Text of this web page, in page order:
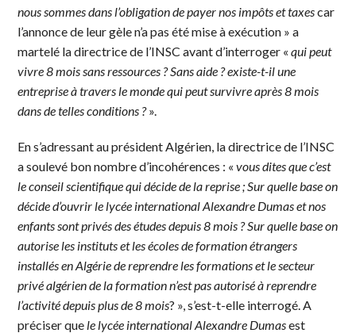
nous sommes dans l’obligation de payer nos impôts et taxescar
l’annonce de leur gèle n’a pas été mise à exécution » a
martelé la directrice de l’INSC avant d’interroger « qui peut
vivre 8 mois sans ressources ? Sans aide ?existe-t-il une
entreprise à travers le monde qui peut survivre après 8 mois
dans de telles conditions ?».
En s’adressant au président Algérien, la directrice de l’INSC
a soulevé bon nombre d’incohérences : «vous dites que c’est
le conseil scientifique qui décide de la reprise ; Sur quelle base on
décide d’ouvrir le lycée international Alexandre Dumas et nos
enfants sont privés des études depuis 8 mois ? Sur quelle base on
autorise les instituts et les écoles de formation étrangers
installés en Algérie de reprendre les formations et le secteur
privé algérien de la formation n’est pas autorisé à reprendre
l’activité depuis plus de 8 mois? », s’est-t-elle interrogé. A
préciser que le lycée international Alexandre Dumasest